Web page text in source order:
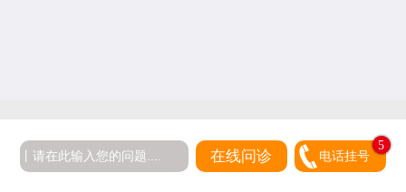
在线问诊 电话挂号
5